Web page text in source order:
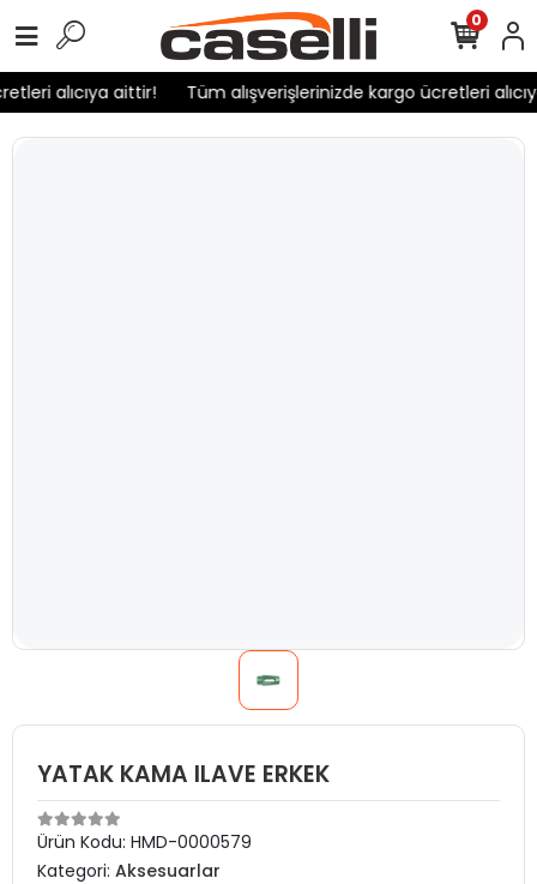
alıcıya aittir! Tüm alışverişlerinizde kargo ücretleri
0
YATAK KAMA ILAVE ERKEK
Ürün Kodu: HMD-0000579
Kategori: Aksesuarlar